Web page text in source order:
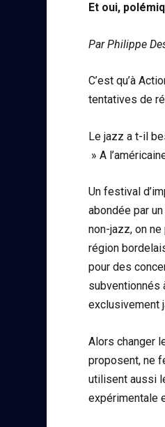
Et oui,
Par Philippe
C’est qu’à
tentatives de
Le jazz a t-il
» A
Un festival
abondée par
non-jazz, on
région
pour des
subventionnés
exclusivement
Alors changer
proposent, ne
utilisent aussi
expérimentale